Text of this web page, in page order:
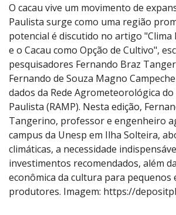
O cacau vive um movimento de
Paulista surge como uma região
potencial é discutido no artigo
e o Cacau como Opção de Cultivo",
pesquisadores Fernando Braz
Fernando de Souza Magno
dados da Rede Agrometeorológica
Paulista (RAMP). Nesta edição,
Tangerino, professor e engenheiro
campus da Unesp em Ilha Solteira,
climáticas, a necessidade
investimentos recomendados, além
econômica da cultura para pequenos
produtores. Imagem: https://